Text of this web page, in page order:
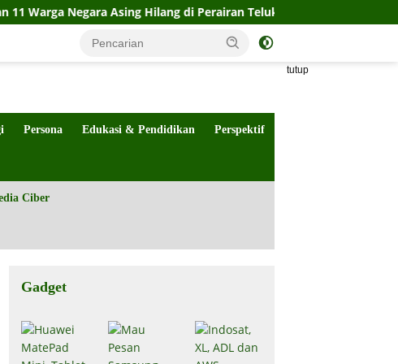
Asing Hilang di Perairan Teluk Tomini
tutup
Persona Edukasi & Pendidikan Perspektif
Ciber
Gadget